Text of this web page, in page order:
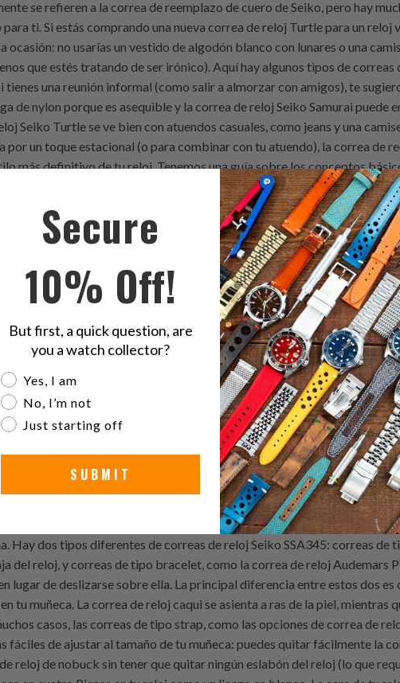
Secure
10% Off!
But first, a quick question, are
you a watch collector?
Are you a watch collector?
Yes, I am
No, I’m not
Just starting off
SUBMIT